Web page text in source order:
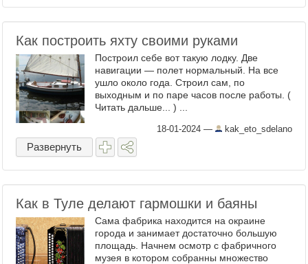
Как построить яхту своими руками
Построил себе вот такую лодку. Две
навигации — полет нормальный. На все
ушло около года. Строил сам, по
выходным и по паре часов после работы. (
Читать дальше... ) ...
18-01-2024 — kak_eto_sdelano
Развернуть
Как в Туле делают гармошки и баяны
Сама фабрика находится на окраине
города и занимает достаточно большую
площадь. Начнем осмотр с фабричного
музея в котором собранны множество